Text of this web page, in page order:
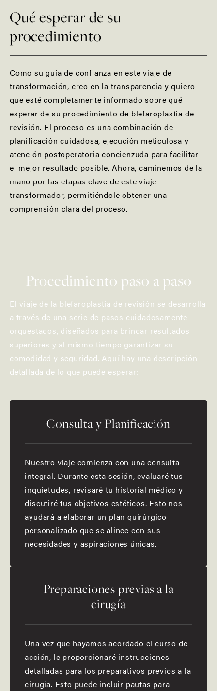
Qué esperar de su
procedimiento
Como su guía de confianza en este viaje de
transformación, creo en la transparencia y quiero
que esté completamente informado sobre qué
esperar de su procedimiento de blefaroplastia de
revisión. El proceso es una combinación de
planificación cuidadosa, ejecución meticulosa y
atención postoperatoria concienzuda para facilitar
el mejor resultado posible. Ahora, caminemos de la
mano por las etapas clave de este viaje
transformador, permitiéndole obtener una
comprensión clara del proceso.
Procedimiento paso a paso
El viaje de la blefaroplastia de revisión se desarrolla
a través de una serie de pasos cuidadosamente
orquestados, diseñados para brindar resultados
superiores y al mismo tiempo garantizar su
comodidad y seguridad. Aquí hay una descripción
detallada de lo que puede esperar:
Consulta y Planificación
Nuestro viaje comienza con una consulta
integral. Durante esta sesión, evaluaré tus
inquietudes, revisaré tu historial médico y
discutiré tus objetivos estéticos. Esto nos
ayudará a elaborar un plan quirúrgico
personalizado que se alinee con sus
necesidades y aspiraciones únicas.
Preparaciones previas a la
cirugía
Una vez que hayamos acordado el curso de
acción, le proporcionaré instrucciones
detalladas para los preparativos previos a la
cirugía. Esto puede incluir pautas para